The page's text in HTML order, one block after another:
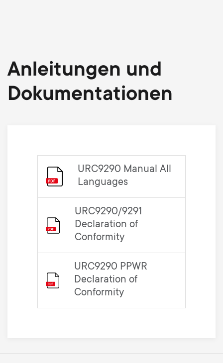
Anleitungen und
Dokumentationen
URC9290 Manual All
Languages
URC9290/9291
Declaration of
Conformity
URC9290 PPWR
Declaration of
Conformity